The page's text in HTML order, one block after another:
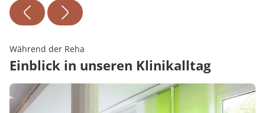
Während der Reha
Einblick in unseren Klinikalltag